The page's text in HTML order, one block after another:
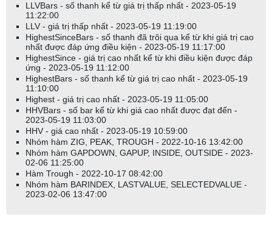
LLVBars - số thanh kể từ giá trị thấp nhất - 2023-05-19
11:22:00
LLV - giá trị thấp nhất - 2023-05-19 11:19:00
HighestSinceBars - số thanh đã trôi qua kể từ khi giá trị cao
nhất được đáp ứng điều kiện - 2023-05-19 11:17:00
HighestSince - giá trị cao nhất kể từ khi điều kiện được đáp
ứng - 2023-05-19 11:12:00
HighestBars - số thanh kể từ giá trị cao nhất - 2023-05-19
11:10:00
Highest - giá trị cao nhất - 2023-05-19 11:05:00
HHVBars - số bar kể từ khi giá cao nhất được đạt đến -
2023-05-19 11:03:00
HHV - giá cao nhất - 2023-05-19 10:59:00
Nhóm hàm ZIG, PEAK, TROUGH - 2022-10-16 13:42:00
Nhóm hàm GAPDOWN, GAPUP, INSIDE, OUTSIDE - 2023-
02-06 11:25:00
Hàm Trough - 2022-10-17 08:42:00
Nhóm hàm BARINDEX, LASTVALUE, SELECTEDVALUE -
2023-02-06 13:47:00